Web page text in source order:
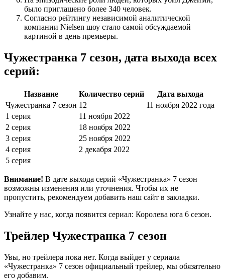
было приглашено более 340 человек.
Согласно рейтингу независимой аналитической
компании Nielsen шоу стало самой обсуждаемой
картиной в день премьеры.
Чужестранка 7 сезон, дата выхода всех
серий:
Название Количество серий
Дата выхода
Чужестранка 7 сезон 12
11 ноября 2022 года
1 серия
11 ноября 2022
2 серия
18 ноября 2022
3 серия
25 ноября 2022
4 серия
2 декабря 2022
5 серия
Внимание! В дате выхода серий «Чужестранка» 7 сезон
возможны изменения или уточнения. Чтобы их не
пропустить, рекомендуем добавить наш сайт в закладки.
Узнайте у нас, когда появится сериал: Королева юга 6 сезон.
Трейлер Чужестранка 7 сезон
Увы, но трейлера пока нет. Когда выйдет у сериала
«Чужестранка» 7 сезон официальный трейлер, мы обязательно
его добавим.